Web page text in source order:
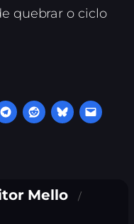
quebrar o ciclo
Mello